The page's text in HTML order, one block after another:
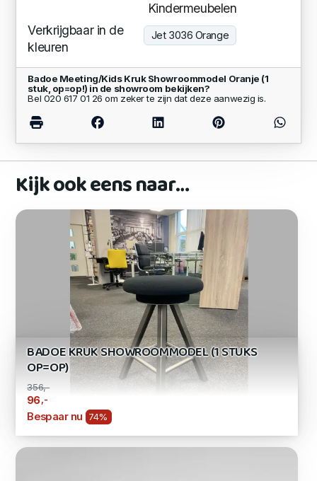
Kindermeubelen
Verkrijgbaar in de
kleuren
Jet 3036 Orange
Badoe Meeting/Kids Kruk Showroommodel Oranje (1
stuk, op=op!) in de showroom bekijken?
Bel 020 617 01 26 om zeker te zijn dat deze aanwezig is.
Kijk ook eens naar…
BADOE KRUK SHOWROOMMODEL (1 STUKS
OP=OP)
356,-
96 ,-
Bespaar nu 74%